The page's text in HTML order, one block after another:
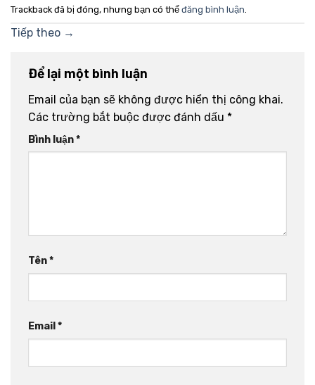
Trackback đã bị đóng, nhưng bạn có thể đăng bình luận.
Tiếp theo →
Để lại một bình luận
Email của bạn sẽ không được hiển thị công khai.
Các trường bắt buộc được đánh dấu *
Bình luận*
Tên*
Email *